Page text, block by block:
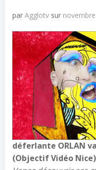
par Agglotv sur
déferlante ORLAN
(Objectif Vidéo Nice)